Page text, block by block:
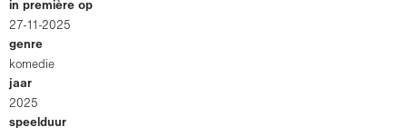
in première op
27-11-2025
genre
komedie
jaar
2025
speelduur